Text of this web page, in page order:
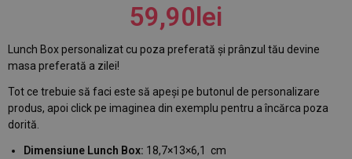
59,90lei
Lunch Box personalizat cu poza preferată și prânzul tău devine
masa preferată a zilei!
Tot ce trebuie să faci este să apeși pe butonul de personalizare
produs, apoi click pe imaginea din exemplu pentru a încărca poza
dorită.
Dimensiune Lunch Box: 18,7×13×6,1 cm